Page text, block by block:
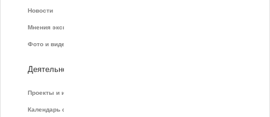
Новости
Мнения экспертов
Фото и видео
Деятельность
Проекты и инициативы
Календарь событий